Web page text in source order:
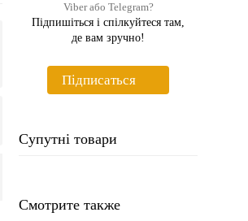
Viber або Telegram?
Підпишіться і спiлкуйтеся там,
де вам зручно!
Пiдписаться
Супутні товари
Смотрите также